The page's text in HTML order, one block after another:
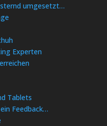
umgesetzt…
Experten
Tablets
Feedback…